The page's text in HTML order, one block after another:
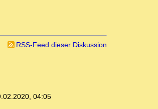
RSS-Feed dieser Diskussion
04:05